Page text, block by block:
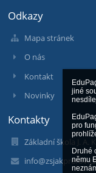
jiné
pro
Druhé
němu
Odkazy
Mapa stránek
O nás
Kontakt
Novinky
Kontakty
Základní škola J. A.
info@zsjakprerov.cz